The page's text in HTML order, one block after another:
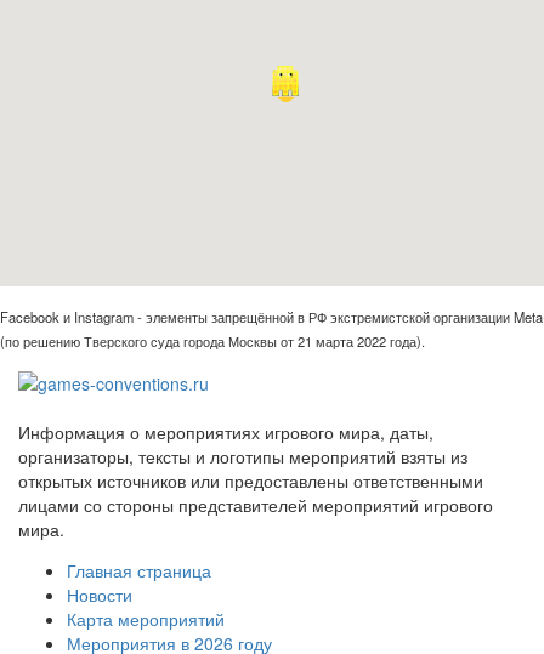
Facebook и Instagram - элементы запрещённой в РФ экстремистской организации Meta
(по решению Тверского суда города Москвы от 21 марта 2022 года).
Информация о мероприятиях игрового мира, даты,
организаторы, тексты и логотипы мероприятий взяты из
открытых источников или предоставлены ответственными
лицами со стороны представителей мероприятий игрового
мира.
Главная страница
Новости
Карта мероприятий
Мероприятия в 2026 году